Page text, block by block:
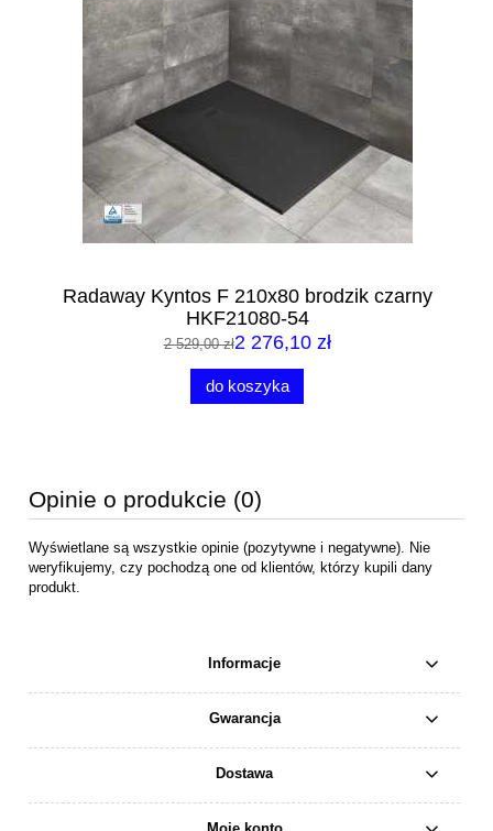
Radaway Kyntos F 210x80 brodzik czarny
HKF21080-54
2 529,00 zł2 276,10 zł
do koszyka
Opinie o produkcie (0)
Wyświetlane są wszystkie opinie (pozytywne i negatywne). Nie
weryfikujemy, czy pochodzą one od klientów, którzy kupili dany
produkt.
Informacje
Gwarancja
Dostawa